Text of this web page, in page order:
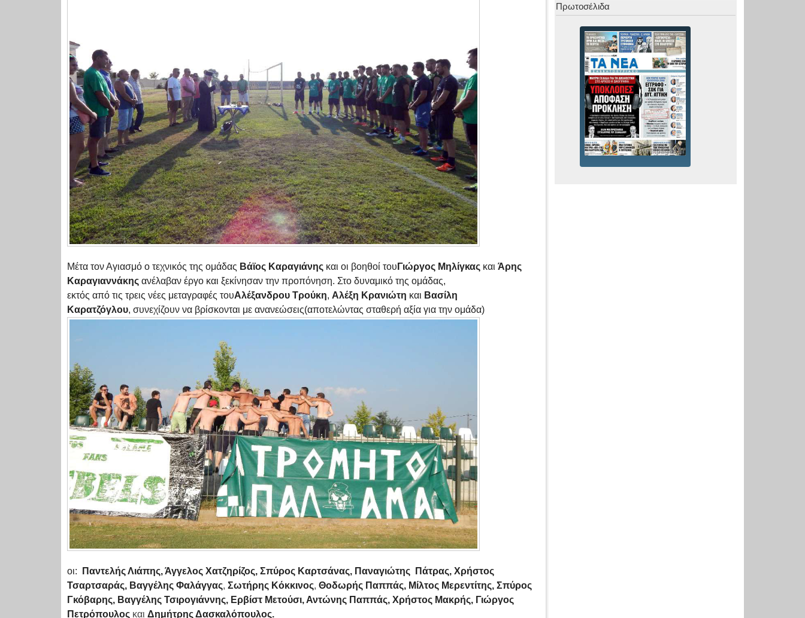
Μέτα τον Αγιασμό ο τεχνικός της ομάδας Βάϊος Καραγιάνης και οι βοηθοί του Γιώργος Μηλίγκας και Άρης
Καραγιαννάκης ανέλαβαν έργο και ξεκίνησαν την προπόνηση. Στο δυναμικό της ομάδας,
εκτός από τις τρεις νέες μεταγραφές τουΑλέξανδρου Τρούκη, Αλέξη Κρανιώτη και Βασίλη
Καρατζόγλου, συνεχίζουν να βρίσκονται με ανανεώσεις(αποτελώντας σταθερή αξία για την ομάδα)
οι:
Παντελής Λιάπης, Άγγελος Χατζηρίζος, Σπύρος Καρτσάνας, Παναγιώτης Πάτρας, Χρήστος
Τσαρτσαράς, Βαγγέλης Φαλάγγας, Σωτήρης Κόκκινος, Θοδωρής Παππάς, Μίλτος Μερεντίτης, Σπύρος
Γκόβαρης, Βαγγέλης Τσιρογιάννης, Ερβίστ Μετούσι, Αντώνης Παππάς, Χρήστος Μακρής, Γιώργος
Πετρόπουλος και Δημήτρης Δασκαλόπουλος.
Πρωτοσέλιδα